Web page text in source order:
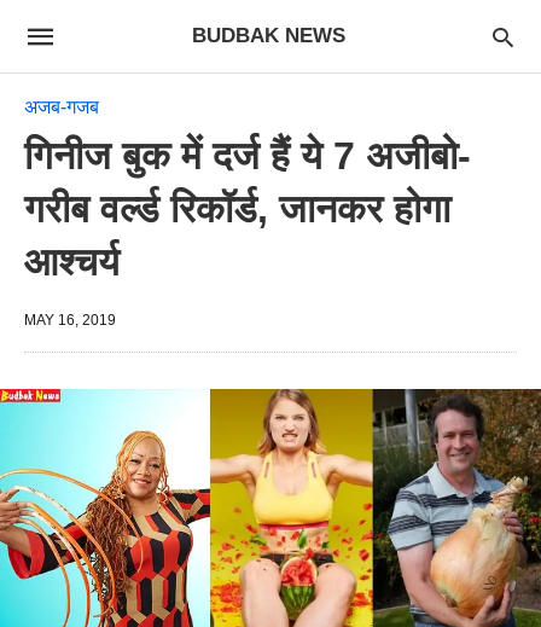
BUDBAK NEWS
अजब-गजब
गिनीज बुक में दर्ज हैं ये 7 अजीबो-
गरीब वर्ल्ड रिकॉर्ड, जानकर होगा
आश्चर्य
MAY 16, 2019